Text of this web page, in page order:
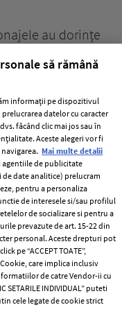
au dorințe
si conditii
de
de cookies
să rămână
informații pe dispozitivul
datelor cu caracter
făcând clic mai jos sau în
Aceste alegeri vor fi
Mai multe detalii
agentiile de publicitate
date analitice) prelucram
pentru a personaliza
de interesele si/sau profilul
de socializare si pentru a
prevazute de art. 15-22 din
personal. Aceste drepturi pot
pe “ACCEPT TOATE”,
care implica inclusiv
de catre Vendor-ii cu
SETARILE INDIVIDUAL” puteti
cele legate de cookie strict